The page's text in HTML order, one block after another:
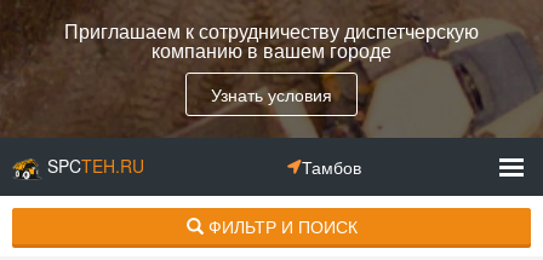
Приглашаем к сотрудничеству диспетчерскую
компанию в вашем городе
Узнать условия
SPCTEH.RU Тамбов
ФИЛЬТР И ПОИСК